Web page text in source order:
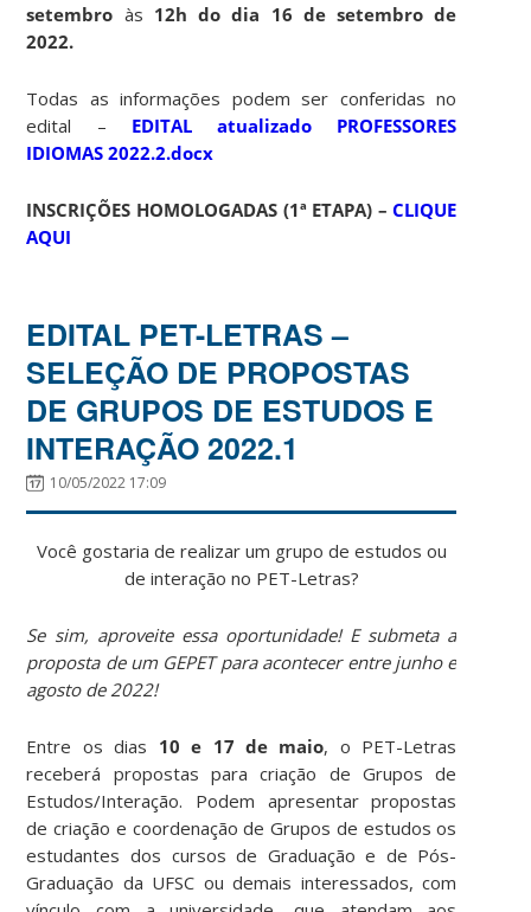
setembro às 12h do dia 16 de setembro de
2022.
Todas as informações podem ser conferidas no
edital – EDITAL atualizado PROFESSORES
IDIOMAS 2022.2.docx
INSCRIÇÕES HOMOLOGADAS (1ª ETAPA) –CLIQUE
AQUI
EDITAL PET-LETRAS –
SELEÇÃO DE PROPOSTAS
DE GRUPOS DE ESTUDOS E
INTERAÇÃO 2022.1
10/05/2022 17:09
Você gostaria de realizar um grupo de estudos ou
de interação no PET-Letras?
Se sim, aproveite essa oportunidade! E submeta a
proposta de um GEPET para acontecer entre junho e
agosto de 2022!
Entre os dias 10 e 17 de maio, o PET-Letras
receberá propostas para criação de Grupos de
Estudos/Interação. Podem apresentar propostas
de criação e coordenação de Grupos de estudos os
estudantes dos cursos de Graduação e de Pós-
Graduação da UFSC ou demais interessados, com